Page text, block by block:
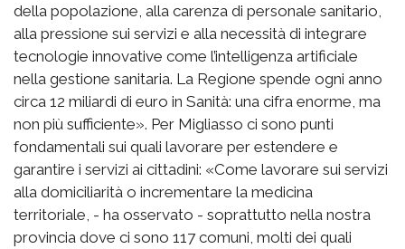
della popolazione, alla carenza di personale sanitario,
alla pressione sui servizi e alla necessità di integrare
tecnologie innovative come l’intelligenza artificiale
nella gestione sanitaria. La Regione spende ogni anno
circa 12 miliardi di euro in Sanità: una cifra enorme, ma
non più sufficiente». Per Migliasso ci sono punti
fondamentali sui quali lavorare per estendere e
garantire i servizi ai cittadini: «Come lavorare sui servizi
alla domiciliarità o incrementare la medicina
territoriale, - ha osservato - soprattutto nella nostra
provincia dove ci sono 117 comuni, molti dei quali